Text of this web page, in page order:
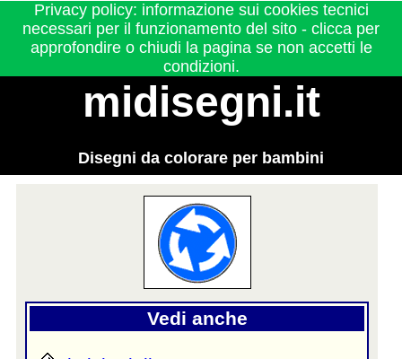
Privacy policy: informazione sui cookies tecnici
necessari per il funzionamento del sito - clicca per
approfondire o chiudi la pagina se non accetti le
condizioni.
midisegni.it
Disegni da colorare per bambini
Vedi anche